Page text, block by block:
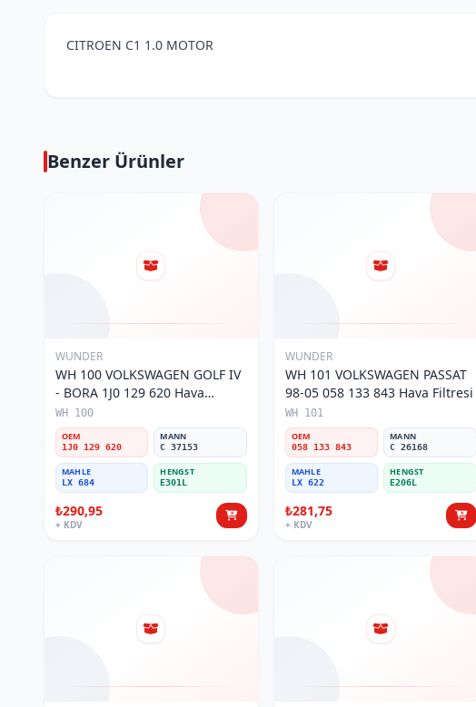
CITROEN C1 1.0 MOTOR
Benzer Ürünler
WUNDER
WH 100 VOLKSWAGEN GOLF IV
- BORA 1J0 129 620 Hava
Filtresi
WH 100
OEM
1J0 129 620
MANN
C 37153
MAHLE
LX 684
HENGST
E301L
₺290,95
+ KDV
WUNDER
WH 101 VOLKSWAGEN PASSAT
98-05 058 133 843 Hava Filtresi
WH 101
OEM
058 133 843
MANN
C 26168
MAHLE
LX 622
HENGST
E206L
₺281,75
+ KDV